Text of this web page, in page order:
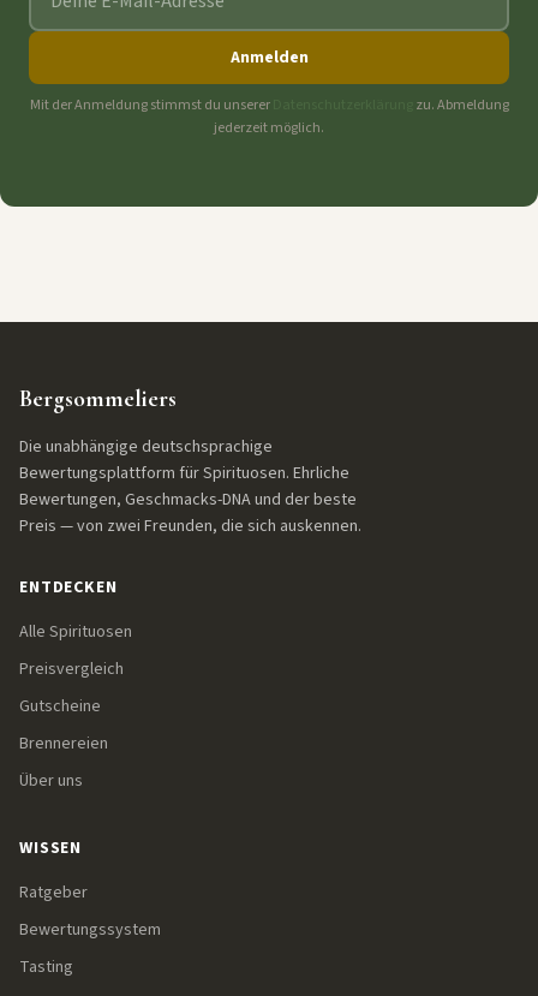
Anmelden
Mit der Anmeldung stimmst du unserer
zu. Abmeldung
jederzeit möglich.
Bergsommeliers
Die unabhängige deutschsprachige
Bewertungsplattform für Spirituosen. Ehrliche
Bewertungen, Geschmacks-DNA und der beste
Preis — von zwei Freunden, die sich auskennen.
ENTDECKEN
Alle Spirituosen
Preisvergleich
Gutscheine
Brennereien
Über uns
WISSEN
Ratgeber
Bewertungssystem
Tasting